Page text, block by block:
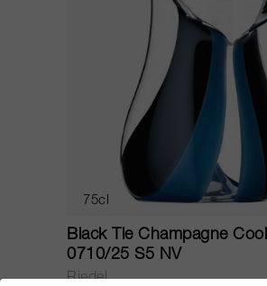
75cl
Black Tie Champagne
0710/25 S5 NV
Riedel